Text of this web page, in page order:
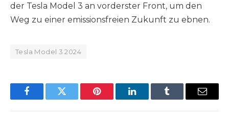
der Tesla Model 3 an vorderster Front, um den
Weg zu einer emissionsfreien Zukunft zu ebnen.
Tesla Model 3 2024
FacebookTwitter Pinterest LinkedInTumblr Email